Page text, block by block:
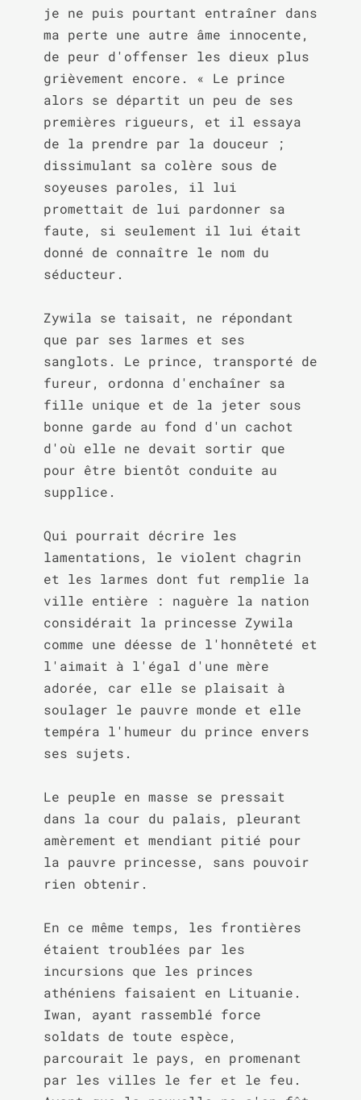
je ne puis pourtant entraîner dans
ma perte une autre âme innocente,
de peur d'offenser les dieux plus
grièvement encore. « Le prince
alors se départit un peu de ses
premières rigueurs, et il essaya
de la prendre par la douceur ;
dissimulant sa colère sous de
soyeuses paroles, il lui
promettait de lui pardonner sa
faute, si seulement il lui était
donné de connaître le nom du
séducteur.
Zywila se taisait, ne répondant
que par ses larmes et ses
sanglots. Le prince, transporté de
fureur, ordonna d'enchaîner sa
fille unique et de la jeter sous
bonne garde au fond d'un cachot
d'où elle ne devait sortir que
pour être bientôt conduite au
supplice.
Qui pourrait décrire les
lamentations, le violent chagrin
et les larmes dont fut remplie la
ville entière : naguère la nation
considérait la princesse Zywila
comme une déesse de l'honnêteté et
l'aimait à l'égal d'une mère
adorée, car elle se plaisait à
soulager le pauvre monde et elle
tempéra l'humeur du prince envers
ses sujets.
Le peuple en masse se pressait
dans la cour du palais, pleurant
amèrement et mendiant pitié pour
la pauvre princesse, sans pouvoir
rien obtenir.
En ce même temps, les frontières
étaient troublées par les
incursions que les princes
athéniens faisaient en Lituanie.
Iwan, ayant rassemblé force
soldats de toute espèce,
parcourait le pays, en promenant
par les villes le fer et le feu.